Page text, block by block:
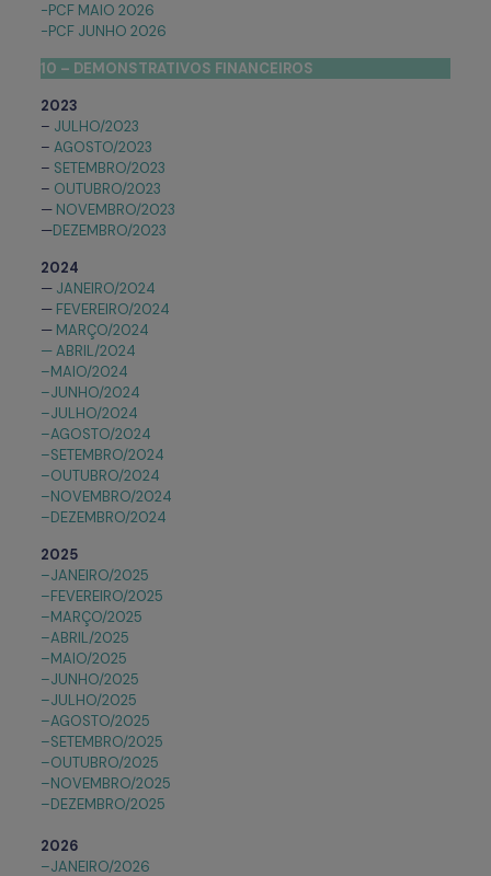
-PCF MAIO 2026
-PCF JUNHO 2026
10 – DEMONSTRATIVOS FINANCEIROS
2023
– JULHO/2023
– AGOSTO/2023
– SETEMBRO/2023
– OUTUBRO/2023
— NOVEMBRO/2023
—DEZEMBRO/2023
2024
— JANEIRO/2024
— FEVEREIRO/2024
— MARÇO/2024
— ABRIL/2024
–MAIO/2024
–JUNHO/2024
–JULHO/2024
–AGOSTO/2024
–SETEMBRO/2024
–OUTUBRO/2024
–NOVEMBRO/2024
–DEZEMBRO/2024
2025
–JANEIRO/2025
–FEVEREIRO/2025
–MARÇO/2025
–ABRIL/2025
–MAIO/2025
–JUNHO/2025
–JULHO/2025
–AGOSTO/2025
–SETEMBRO/2025
–OUTUBRO/2025
–NOVEMBRO/2025
–DEZEMBRO/2025
2026
–JANEIRO/2026